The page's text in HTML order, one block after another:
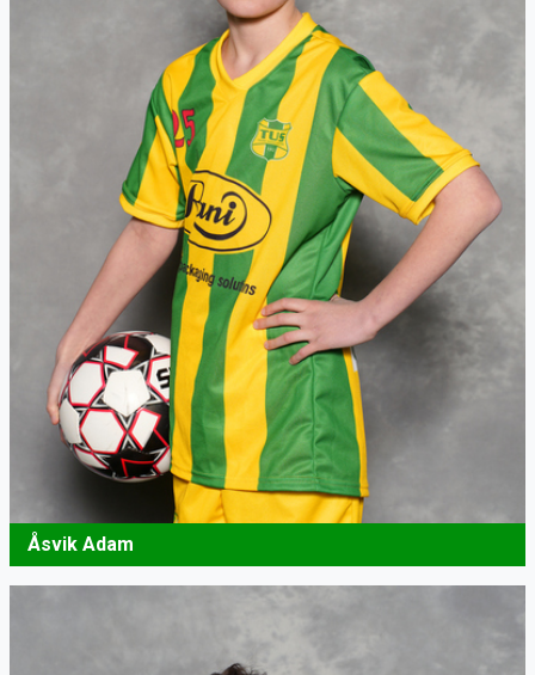
Åsvik Adam